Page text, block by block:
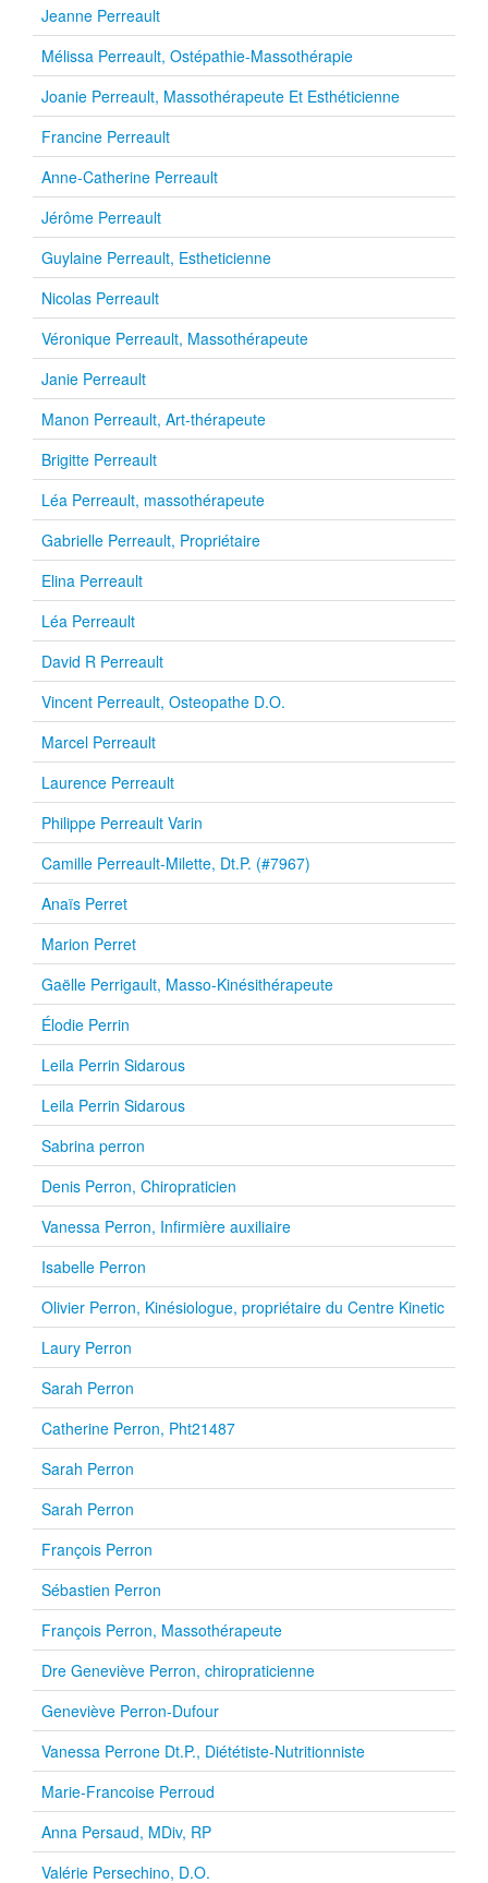
Jeanne Perreault
Mélissa Perreault, Ostépathie-Massothérapie
Joanie Perreault, Massothérapeute Et Esthéticienne
Francine Perreault
Anne-Catherine Perreault
Jérôme Perreault
Guylaine Perreault, Estheticienne
Nicolas Perreault
Véronique Perreault, Massothérapeute
Janie Perreault
Manon Perreault, Art-thérapeute
Brigitte Perreault
Léa Perreault, massothérapeute
Gabrielle Perreault, Propriétaire
Elina Perreault
Léa Perreault
David R Perreault
Vincent Perreault, Osteopathe D.O.
Marcel Perreault
Laurence Perreault
Philippe Perreault Varin
Camille Perreault-Milette, Dt.P. (#7967)
Anaïs Perret
Marion Perret
Gaëlle Perrigault, Masso-Kinésithérapeute
Élodie Perrin
Leila Perrin Sidarous
Leila Perrin Sidarous
Sabrina perron
Denis Perron, Chiropraticien
Vanessa Perron, Infirmière auxiliaire
Isabelle Perron
Olivier Perron, Kinésiologue, propriétaire du Centre Kinetic
Laury Perron
Sarah Perron
Catherine Perron, Pht21487
Sarah Perron
Sarah Perron
François Perron
Sébastien Perron
François Perron, Massothérapeute
Dre Geneviève Perron, chiropraticienne
Geneviève Perron-Dufour
Vanessa Perrone Dt.P., Diététiste-Nutritionniste
Marie-Francoise Perroud
Anna Persaud, MDiv, RP
Valérie Persechino, D.O.